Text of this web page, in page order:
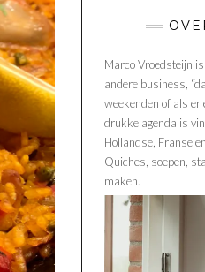
Marco Vroedsteijn
andere business,
weekenden of als
drukke agenda is
Hollandse, Franse
Quiches, soepen,
maken.